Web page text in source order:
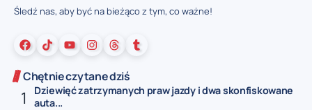
Śledź nas, aby być na bieżąco z tym, co ważne!
Chętnie czytane dziś
Dziewięć zatrzymanych praw jazdy i dwa skonfiskowane
auta...